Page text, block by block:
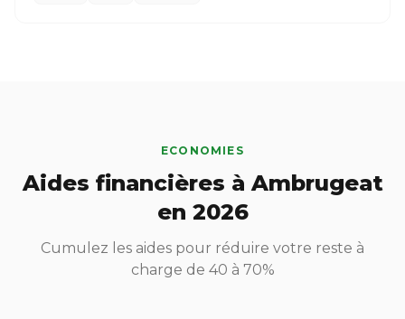
ECONOMIES
Aides financières à Ambrugeat
en 2026
Cumulez les aides pour réduire votre reste à
charge de 40 à 70%